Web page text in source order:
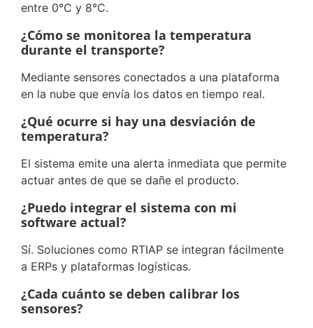
entre 0°C y 8°C.
¿Cómo se monitorea la temperatura
durante el transporte?
Mediante sensores conectados a una plataforma
en la nube que envía los datos en tiempo real.
¿Qué ocurre si hay una desviación de
temperatura?
El sistema emite una alerta inmediata que permite
actuar antes de que se dañe el producto.
¿Puedo integrar el sistema con mi
software actual?
Sí. Soluciones como RTIAP se integran fácilmente
a ERPs y plataformas logísticas.
¿Cada cuánto se deben calibrar los
sensores?